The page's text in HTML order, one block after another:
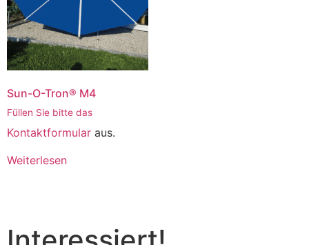
Sun-O-Tron® M4
Füllen Sie bitte das
Kontaktformular aus.
Weiterlesen